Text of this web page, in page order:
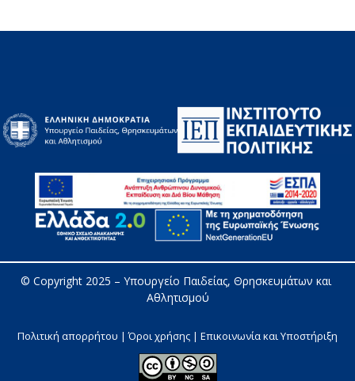
© Copyright 2025 – Υπουργείο Παιδείας, Θρησκευμάτων και
Αθλητισμού
Πολιτική απορρήτου | Όροι χρήσης | Επικοινωνία και Υποστήριξη